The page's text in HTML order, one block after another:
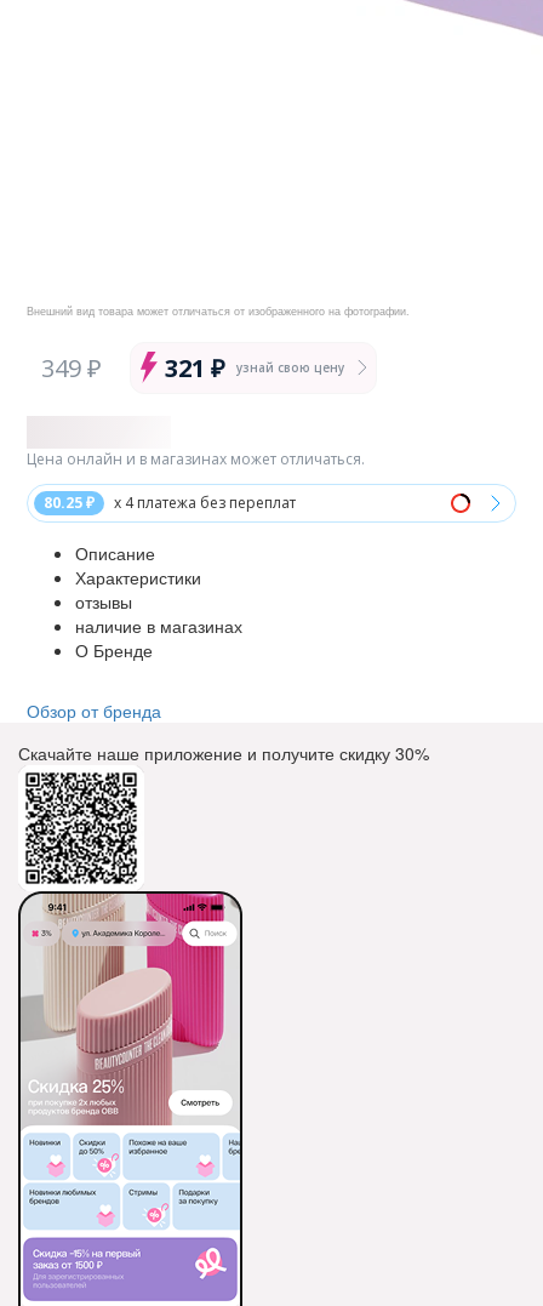
Внешний вид товара может отличаться от изображенного на фотографии.
349 ₽ 321 ₽ узнай свою цену
80.25 ₽ x 4 платежа без переплат
Цена онлайн и в магазинах может отличаться.
Описание
Характеристики
отзывы
наличие в магазинах
О Бренде
Обзор от бренда
Скачайте наше приложение и получите скидку 30%